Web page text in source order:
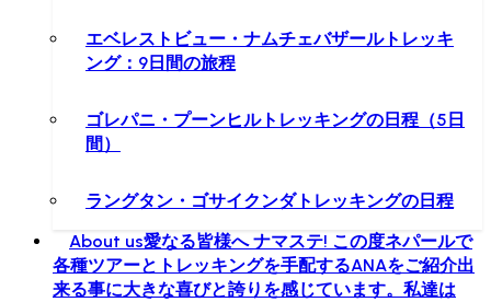
エベレストビュー・ナムチェバザールトレッキ
ング：9日間の旅程
ゴレパニ・プーンヒルトレッキングの日程（5日
間）
ラングタン・ゴサイクンダトレッキングの日程
About us愛なる皆様へ ナマステ! この度ネパールで
各種ツアーとトレッキングを手配するANAをご紹介出
来る事に大きな喜びと誇りを感じています。私達は